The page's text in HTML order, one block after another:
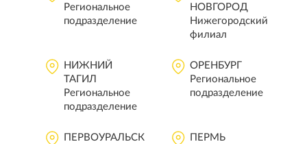
Региональное
подразделение
НОВГОРОД
Нижегородский
филиал
НИЖНИЙ
ТАГИЛ
Региональное
подразделение
ОРЕНБУРГ
Региональное
подразделение
ПЕРВОУРАЛЬСК
ПЕРМЬ